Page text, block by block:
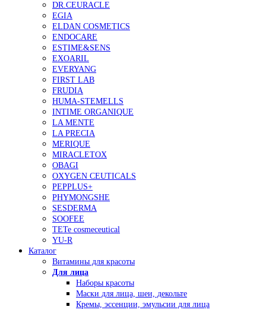
DR.CEURACLE
EGIA
ELDAN COSMETICS
ENDOCARE
ESTIME&SENS
EXOARIL
EVERYANG
FIRST LAB
FRUDIA
HUMA-STEMELLS
INTIME ORGANIQUE
LA MENTE
LA PRECIA
MERIQUE
MIRACLETOX
OBAGI
OXYGEN CEUTICALS
PEPPLUS+
PHYMONGSHE
SESDERMA
SOOFEE
TETe cosmeceutical
YU-R
Каталог
Витамины для красоты
Для лица
Наборы красоты
Маски для лица, шеи, декольте
Кремы, эссенции, эмульсии для лица